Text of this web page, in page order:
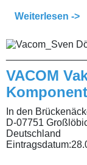
Weiterlesen ->
VACOM
In den
D-07751
Deutschland
Eintragsdatum: